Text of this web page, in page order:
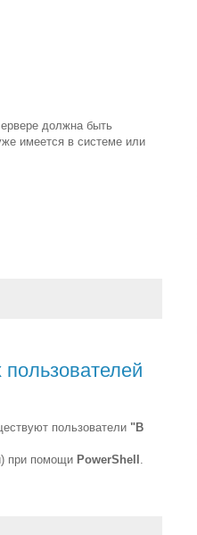
должна быть
имеется в системе или
пользователи "В
при помощи PowerShell .